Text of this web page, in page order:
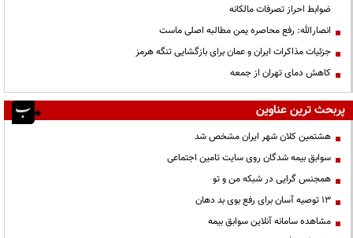
ضوابط احراز تصرفات مالکانه
انصارالله: رفع محاصره یمن مطالبه اصلی ماست
جزئیات مذاکرات ایران و عمان برای بازگشایی تنگه هرمز
کاهش دمای تهران از جمعه
پربحث ترین عناوین
هشتمین کلان شهر ایران مشخص شد
سوابق بیمه شدگان روی سایت تامین اجتماعی
همجنس گرایی در شبکه من و تو
13 توصیه آسان برای رفع بوی بد دهان
مشاهده سامانه آنلاين سوابق بیمه